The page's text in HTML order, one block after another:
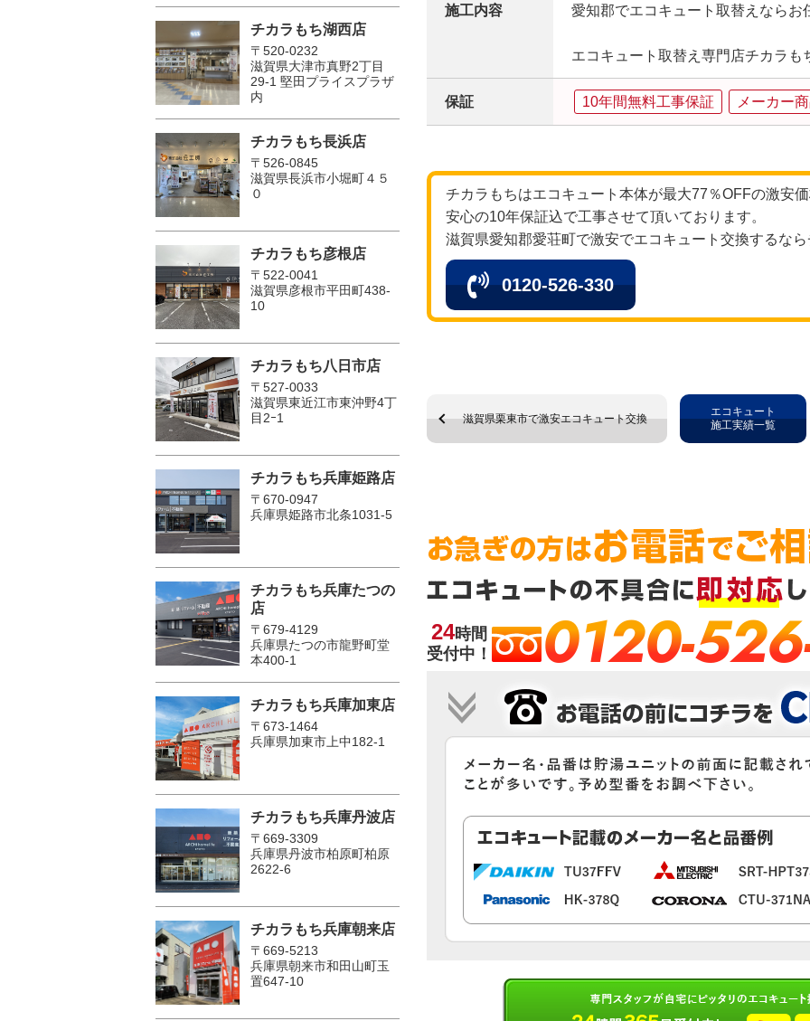
施工内容 愛知郡でエコキュート取替えならお
エコキュート取替え専門店チカラも
保証 10年間無料工事保証 メーカー
チカラもちはエコキュート本体が最大77％OFFの激安
安心の10年保証込で工事させて頂いております。
滋賀県愛知郡愛荘町で激安でエコキュート交換するな
0120-526-330
滋賀県栗東市で激安エコキュート交換
エコキュート
施工実績一覧
24時間
受付中！
0120-
チカラもち湖西店
〒520-0232
滋賀県大津市真野2丁目
29-1 堅田プライスプラザ
内
チカラもち長浜店
〒526-0845
滋賀県長浜市小堀町４５
０
チカラもち彦根店
〒522-0041
滋賀県彦根市平田町438-
10
チカラもち八日市店
〒527-0033
滋賀県東近江市東沖野4丁
目2ｰ1
チカラもち兵庫姫路店
〒670-0947
兵庫県姫路市北条1031-5
チカラもち兵庫たつの
店
〒679-4129
兵庫県たつの市龍野町堂
本400-1
チカラもち兵庫加東店
〒673-1464
兵庫県加東市上中182-1
チカラもち兵庫丹波店
〒669-3309
兵庫県丹波市柏原町柏原
2622-6
チカラもち兵庫朝来店
〒669-5213
兵庫県朝来市和田山町玉
置647-10